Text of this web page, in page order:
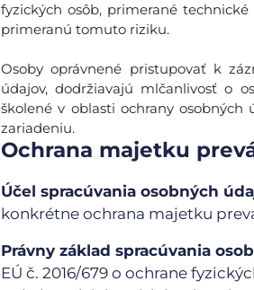
fyzických osôb, primerané
primeranú tomuto riziku.
Osoby oprávnené pristupovať k
údajov, dodržiavajú mlčanlivosť o
školené v oblasti ochrany
zariadeniu.
Ochrana majetku
Účel spracúvania osobných
konkrétne ochrana majetku
Právny základ spracúvania
EÚ č. 2016/679 o ochrane